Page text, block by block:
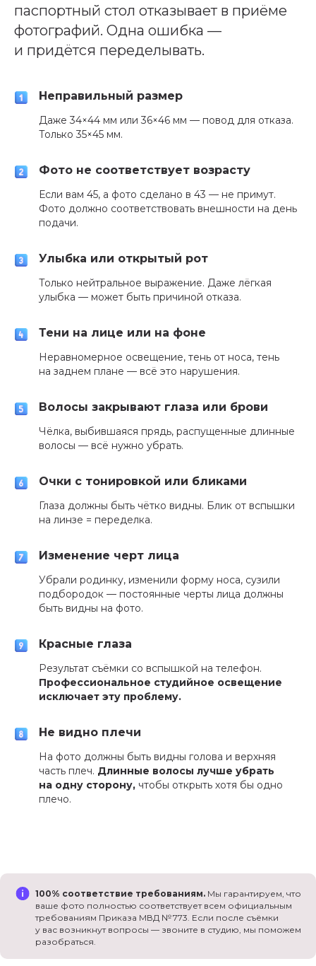
паспортный стол отказывает в приёме
фотографий. Одна ошибка —
и придётся переделывать.
Неправильный размер
Даже 34×44 мм или 36×46 мм — повод для отказа.
Только 35×45 мм.
Фото не соответствует возрасту
Если вам 45, а фото сделано в 43 — не примут.
Фото должно соответствовать внешности на день
подачи.
Улыбка или открытый рот
Только нейтральное выражение. Даже лёгкая
улыбка — может быть причиной отказа.
Тени на лице или на фоне
Неравномерное освещение, тень от носа, тень
на заднем плане — всё это нарушения.
Волосы закрывают глаза или брови
Чёлка, выбившаяся прядь, распущенные длинные
волосы — всё нужно убрать.
Очки с тонировкой или бликами
Глаза должны быть чётко видны. Блик от вспышки
на линзе = переделка.
Изменение черт лица
Убрали родинку, изменили форму носа, сузили
подбородок — постоянные черты лица должны
быть видны на фото.
Красные глаза
Результат съёмки со вспышкой на телефон.
Профессиональное студийное освещение
исключает эту проблему.
Не видно плечи
На фото должны быть видны голова и верхняя
часть плеч. Длинные волосы лучше убрать
на одну сторону, чтобы открыть хотя бы одно
плечо.
100% соответствие требованиям. Мы гарантируем, что
ваше фото полностью соответствует всем официальным
требованиям Приказа МВД № 773. Если после съёмки
у вас возникнут вопросы — звоните в студию, мы поможем
разобраться.